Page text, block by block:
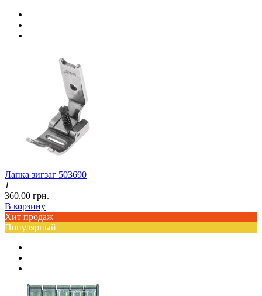
Лапка зигзаг 503690
1
360.00 грн.
В корзину
Хит продаж
Популярный